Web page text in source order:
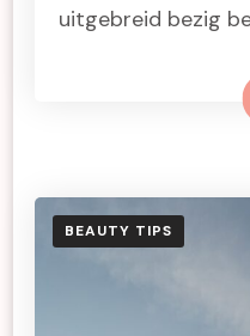
uitgebreid bezig
Lees
BEAUTY TIPS